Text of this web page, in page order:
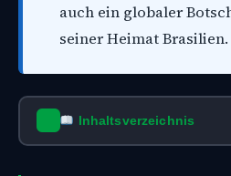
auch ein globaler
seiner Heimat Brasilien.
Inhaltsverzeichnis